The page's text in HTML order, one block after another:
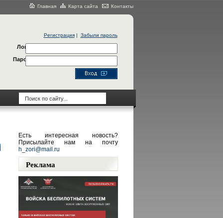
Главная Карта сайта Контакты
Регистрация| Забыли пароль
Логин
Пароль
Есть интересная новость?
Присылайте нам на почту
h_zori@mail.ru
Реклама